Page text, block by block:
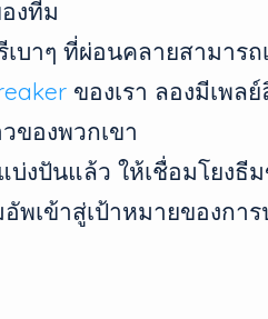
งทีม
บาๆ ที่ผ่อนคลายสามารถ
ของเรา ลองมีเพล
ของพวกเขา
บ่งปันแล้ว ให้เชื่อมโยงธี
พเข้าสู่เป้าหมายของกา